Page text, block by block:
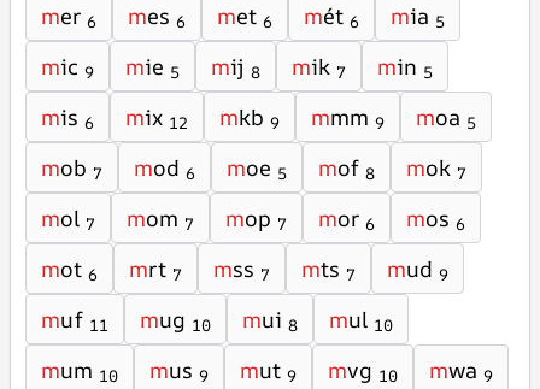
mer 6 mes 6 met 6 mét 6 mia 5
mic 9 mie 5 mij 8 mik 7 min 5
mis 6 mix 12 mkb 9 mmm 9 moa 5
mob 7 mod 6 moe 5 mof 8 mok 7
mol 7 mom 7 mop 7 mor 6 mos 6
mot 6 mrt 7 mss 7 mts 7 mud 9
muf 11 mug 10 mui 8 mul 10
mum 10 mus 9 mut 9 mvg 10 mwa 9